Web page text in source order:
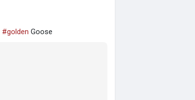
#golden Goose